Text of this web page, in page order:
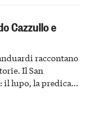
Cazzullo e
raccontano
Il San
il lupo, la predica